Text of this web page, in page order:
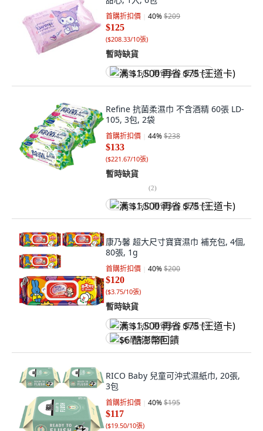
首購折扣價 40%$209
$125
($208.33/10張)
暫時缺貨
满 $1,500 再省 $75 (王道卡)
Refine 抗菌柔濕巾 不含酒精 60張 LD-
105, 3包, 2袋
首購折扣價 44%$238
$133
($221.67/10張)
暫時缺貨
(2)
满 $1,500 再省 $75 (王道卡)
康乃馨 超大尺寸寶寶濕巾 補充包, 4個,
80張, 1g
首購折扣價 40%$200
$120
($3.75/10張)
暫時缺貨
满 $1,500 再省 $75 (王道卡)
$6 酷澎幣回饋
RICO Baby 兒童可沖式濕紙巾, 20張,
3包
首購折扣價 40%$195
$117
($19.50/10張)